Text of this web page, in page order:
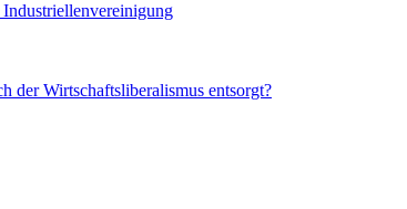
der Wirtschaftsliberalismus entsorgt?